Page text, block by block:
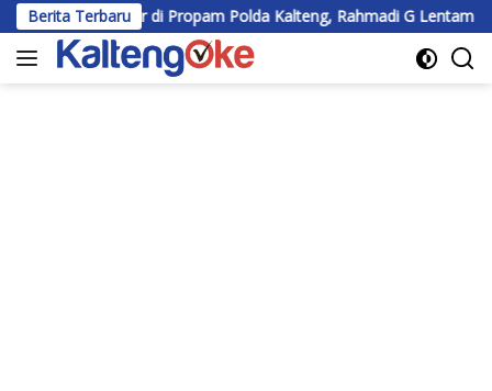
Langsung
ke
konten
Berita Terbaru
di Propam Polda Kalteng, Rahmadi G Lentam Jalani Klarifikasi